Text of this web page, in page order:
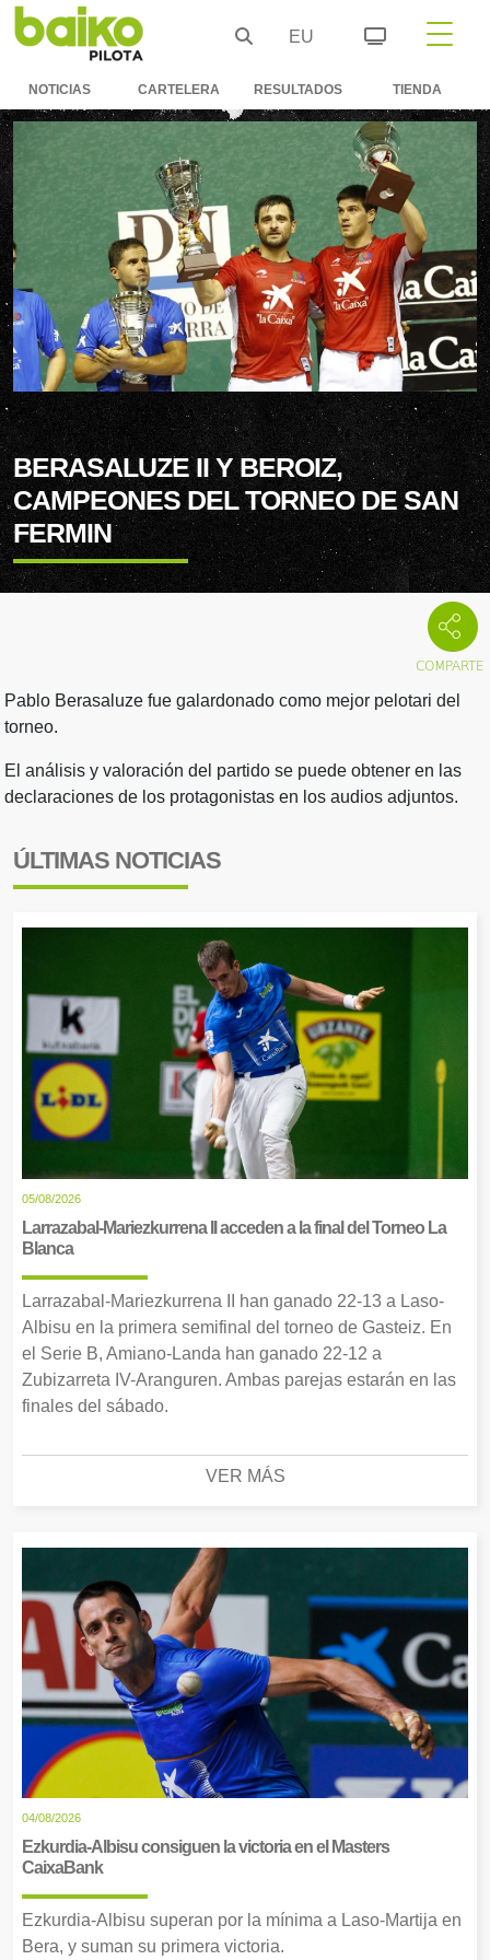
EU
NOTICIAS CARTELERA RESULTADOS TIENDA
BERASALUZE II Y BEROIZ,
CAMPEONES DEL TORNEO DE SAN
FERMIN
Pablo Berasaluze fue galardonado como mejor pelotari del
torneo.
El análisis y valoración del partido se puede obtener en las
declaraciones de los protagonistas en los audios adjuntos.
ÚLTIMAS NOTICIAS
05/08/2026
Larrazabal-Mariezkurrena II acceden a la final del Torneo La
Blanca
Larrazabal-Mariezkurrena II han ganado 22-13 a Laso-
Albisu en la primera semifinal del torneo de Gasteiz. En
el Serie B, Amiano-Landa han ganado 22-12 a
Zubizarreta IV-Aranguren. Ambas parejas estarán en las
finales del sábado.
VER MÁS
04/08/2026
Ezkurdia-Albisu consiguen la victoria en el Masters
CaixaBank
Ezkurdia-Albisu superan por la mínima a Laso-Martija en
Bera, y suman su primera victoria.